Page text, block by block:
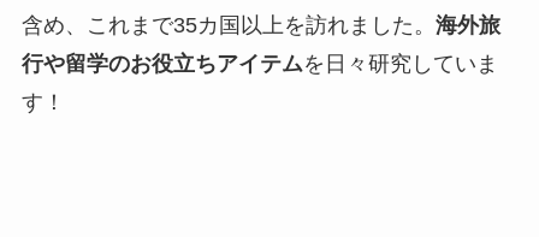
含め、これまで35カ国以上を訪れました。 海外旅
行や留学のお役立ちアイテムを日々研究していま
す！